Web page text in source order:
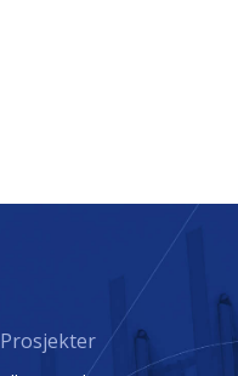
Prosjekter